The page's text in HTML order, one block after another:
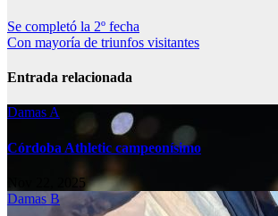
Navegación
de
entradas
Se completó la 2º fecha
Con mayoría de triunfos visitantes
Entrada relacionada
Damas A
Córdoba Athletic campeonísimo
Nov 22, 2025
Damas B